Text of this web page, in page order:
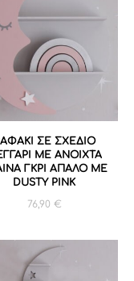
ΣΕ ΣΧΕΔΙΟ
ΜΕ ΑΝΟΙΧΤΑ
ΓΚΡΙ ΑΠΑΛΟ ΜΕ
DUSTY PINK
76,90 €